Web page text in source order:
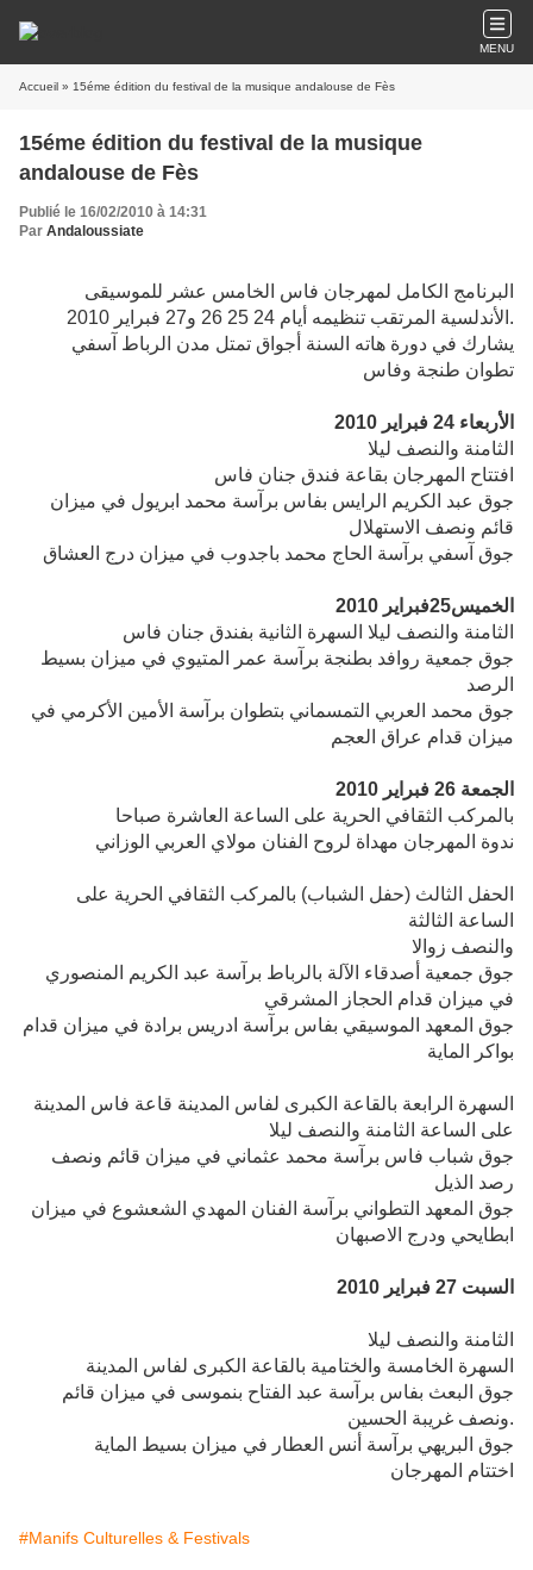
MENU
Accueil » 15éme édition du festival de la musique andalouse de Fès
15éme édition du festival de la musique
andalouse de Fès
Publié le 16/02/2010 à 14:31
Par Andaloussiate
البرنامج الكامل لمهرجان فاس الخامس عشر للموسيقى
الأندلسية المرتقب تنظيمه أيام 24 25 26 و27 فبراير 2010.
يشارك في دورة هاته السنة أجواق تمتل مدن الرباط آسفي
تطوان طنجة وفاس
الأربعاء 24 فبراير 2010
الثامنة والنصف ليلا
افتتاح المهرجان بقاعة فندق جنان فاس
جوق عبد الكريم الرايس بفاس برآسة محمد ابريول في ميزان
قائم ونصف الاستهلال
جوق آسفي برآسة الحاج محمد باجدوب في ميزان درج العشاق
الخميس25فبراير 2010
الثامنة والنصف ليلا السهرة الثانية بفندق جنان فاس
جوق جمعية روافد بطنجة برآسة عمر المتيوي في ميزان بسيط
الرصد
جوق محمد العربي التمسماني بتطوان برآسة الأمين الأكرمي في
ميزان قدام عراق العجم
الجمعة 26 فبراير 2010
بالمركب الثقافي الحرية على الساعة العاشرة صباحا
ندوة المهرجان مهداة لروح الفنان مولاي العربي الوزاني
الحفل الثالث (حفل الشباب) بالمركب الثقافي الحرية على
الساعة الثالثة
والنصف زوالا
جوق جمعية أصدقاء الآلة بالرباط برآسة عبد الكريم المنصوري
في ميزان قدام الحجاز المشرقي
جوق المعهد الموسيقي بفاس برآسة ادريس برادة في ميزان قدام
بواكر الماية
السهرة الرابعة بالقاعة الكبرى لفاس المدينة قاعة فاس المدينة
على الساعة الثامنة والنصف ليلا
جوق شباب فاس برآسة محمد عثماني في ميزان قائم ونصف
رصد الذيل
جوق المعهد التطواني برآسة الفنان المهدي الشعشوع في ميزان
ابطايحي ودرج الاصبهان
السبت 27 فبراير 2010
الثامنة والنصف ليلا
السهرة الخامسة والختامية بالقاعة الكبرى لفاس المدينة
جوق البعث بفاس برآسة عبد الفتاح بنموسى في ميزان قائم
ونصف غريبة الحسين.
جوق البريهي برآسة أنس العطار في ميزان بسيط الماية
اختتام المهرجان
#Manifs Culturelles & Festivals